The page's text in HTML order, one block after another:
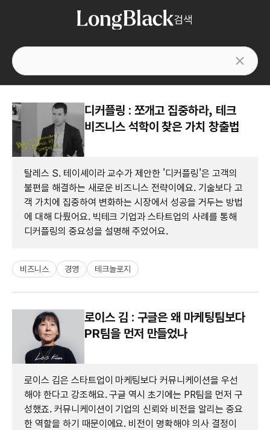
검색
디커플링 : 쪼개고 집중하라, 테크
비즈니스 석학이 찾은 가치 창출법
탈레스 S. 테이셰이라 교수가 제안한 '디커플링'은 고객의
불편을 해결하는 새로운 비즈니스 전략이에요. 기술보다 고
객 가치에 집중하여 변화하는 시장에서 성공을 거두는 방법
에 대해 다뤘어요. 빅테크 기업과 스타트업의 사례를 통해
디커플링의 중요성을 설명해 주었어요.
비즈니스 경영 테크놀로지
로이스 김 : 구글은 왜 마케팅팀보다
PR팀을 먼저 만들었나
로이스 김은 스타트업이 마케팅보다 커뮤니케이션을 우선
해야 한다고 강조해요. 구글 역시 초기에는 PR팀을 먼저 구
성했죠. 커뮤니케이션이 기업의 신뢰와 비전을 알리는 중요
한 역할을 하기 때문이에요. 비전이 명확해야 의사 결정이